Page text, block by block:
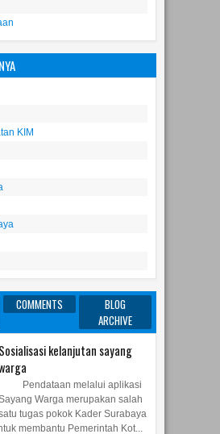
KIM
COMMENTS
BLOG
ARCHIVE
Sosialisasi kelanjutan sayang
Pendataan melalui aplikasi
Warga merupakan salah
tugas pokok Kader Surabaya
membantu Pemerintah Kot...